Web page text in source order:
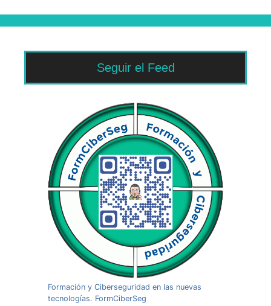
Seguir el Feed
Formación y Ciberseguridad en las nuevas
tecnologías. FormCiberSeg